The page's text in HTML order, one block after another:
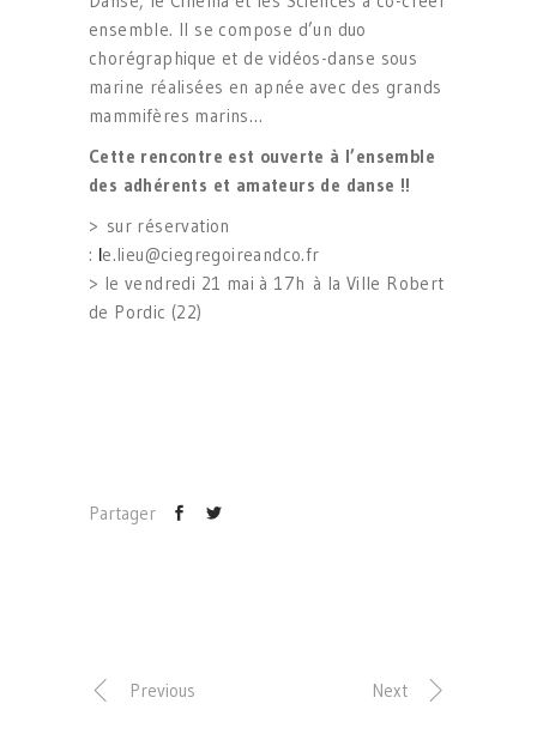
ensemble. Il se compose d’un duo
chorégraphique et de vidéos-danse sous
marine réalisées en apnée avec des grands
mammifères marins…
Cette rencontre est ouverte à l’ensemble
des adhérents et amateurs de danse !!
> sur réservation
: le.lieu@ciegregoireandco.fr
> le vendredi 21 mai à 17h à la Ville Robert
de Pordic (22)
Partager
Previous Next